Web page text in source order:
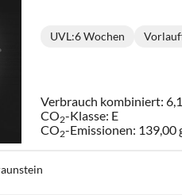
UVL:6 Wochen
Verbrauch kombiniert:
CO2-Klasse: E
CO2-Emissionen: 139,00